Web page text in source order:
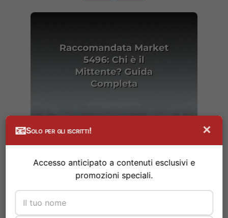
📧Solo per gli iscritti! ×
Accesso anticipato a contenuti esclusivi e
promozioni speciali.